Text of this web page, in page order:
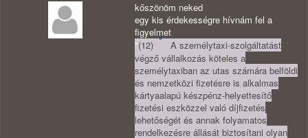
kőszönöm neked
egy kis érdekességre hívnám fel a
figyelmet
"(12) * A személytaxi-szolgáltatást
végző vállalkozás köteles a
személytaxiban az utas számára belföldi
és nemzetközi fizetésre is alkalmas
kártyaalapú készpénz-helyettesítő
fizetési eszközzel való díjfizetés
lehetőségét és annak folyamatos
rendelkezésre állását biztosítani olyan